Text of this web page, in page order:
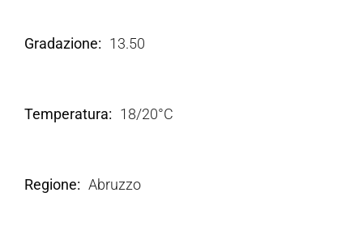
Gradazione 13.50
Temperatura 18/20°C
Regione Abruzzo